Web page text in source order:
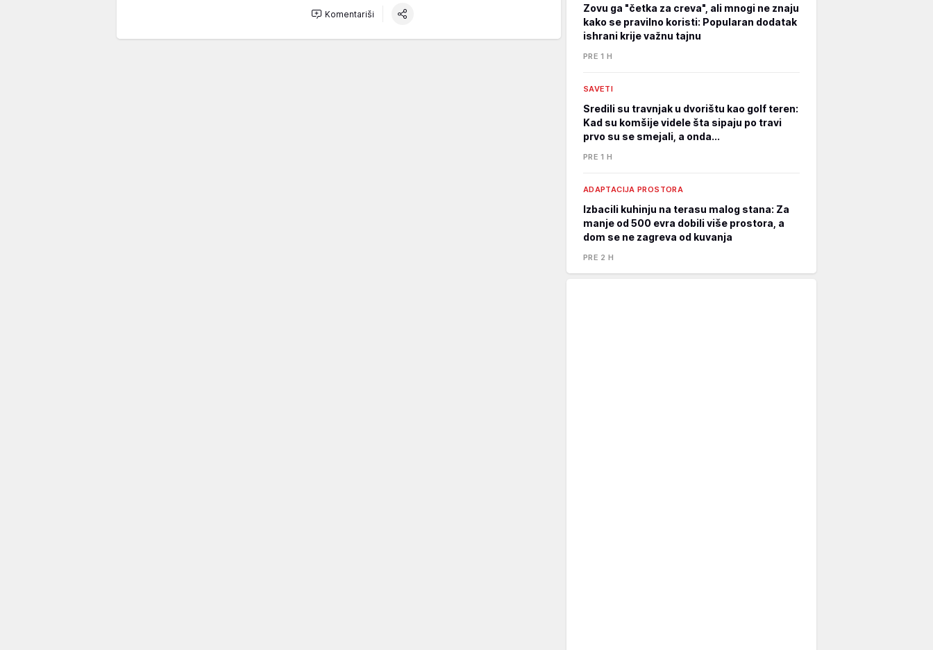
Komentariši
Zovu ga "četka za creva", ali mnogi ne znaju
kako se pravilno koristi: Popularan dodatak
ishrani krije važnu tajnu
PRE 1 H
SAVETI
Sredili su travnjak u dvorištu kao golf teren:
Kad su komšije videle šta sipaju po travi
prvo su se smejali, a onda...
PRE 1 H
ADAPTACIJA PROSTORA
Izbacili kuhinju na terasu malog stana: Za
manje od 500 evra dobili više prostora, a
dom se ne zagreva od kuvanja
PRE 2 H